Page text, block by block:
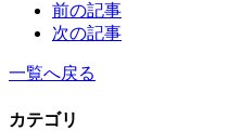
前の記事
次の記事
一覧へ戻る
カテゴリ